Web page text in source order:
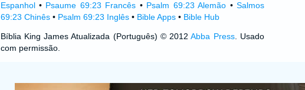
Espanhol• Psaume 69:23 Francês • Psalm 69:23 Alemão • Salmos
69:23 Chinês• Psalm 69:23 Inglês• Bible Apps• Bible Hub
Bíblia King James Atualizada (Português) © 2012Abba Press. Usado
com permissão.